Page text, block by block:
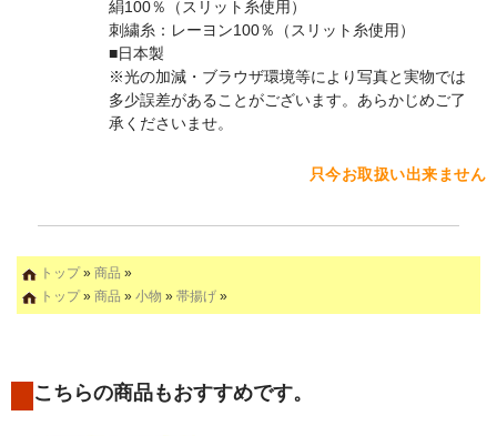
絹100％（スリット糸使用）
刺繍糸：レーヨン100％（スリット糸使用）
■日本製
※光の加減・ブラウザ環境等により写真と実物では
多少誤差があることがございます。あらかじめご了
承くださいませ。
只今お取扱い出来ません
トップ» 商品 »
トップ» 商品 » 小物 » 帯揚げ »
こちらの商品もおすすめです。